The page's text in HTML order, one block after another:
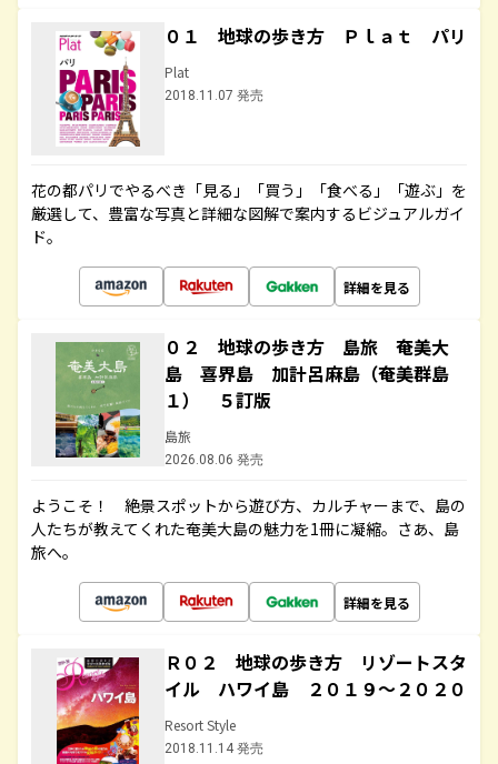
０１ 地球の歩き方 Ｐｌａｔ パリ
Plat
2018.11.07 発売
花の都パリでやるべき「見る」「買う」「食べる」「遊ぶ」を
厳選して、豊富な写真と詳細な図解で案内するビジュアルガイ
ド。
詳細を見る
０２ 地球の歩き方 島旅 奄美大
島 喜界島 加計呂麻島（奄美群島
１） ５訂版
島旅
2026.08.06 発売
ようこそ！ 絶景スポットから遊び方、カルチャーまで、島の
人たちが教えてくれた奄美大島の魅力を1冊に凝縮。さあ、島
旅へ。
詳細を見る
Ｒ０２ 地球の歩き方 リゾートスタ
イル ハワイ島 ２０１９～２０２０
Resort Style
2018.11.14 発売